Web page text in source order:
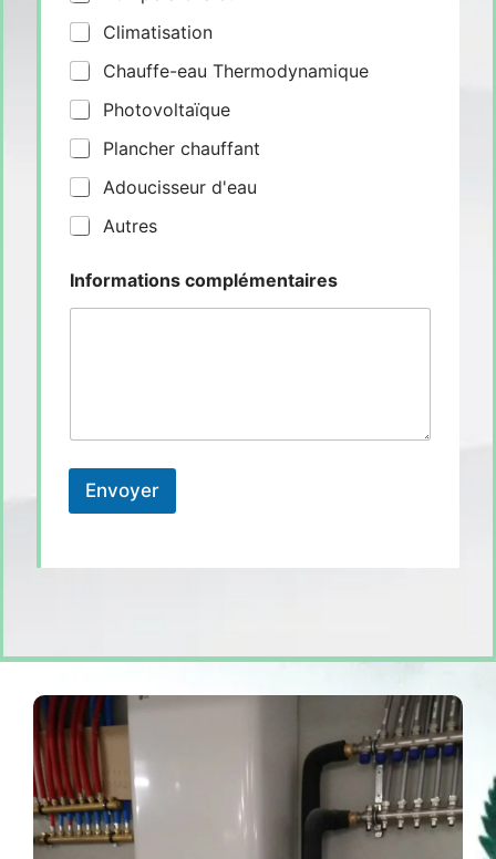
Climatisation
Chauffe-eau Thermodynamique
Photovoltaïque
Plancher chauffant
Adoucisseur d'eau
Autres
Informations complémentaires
Envoyer